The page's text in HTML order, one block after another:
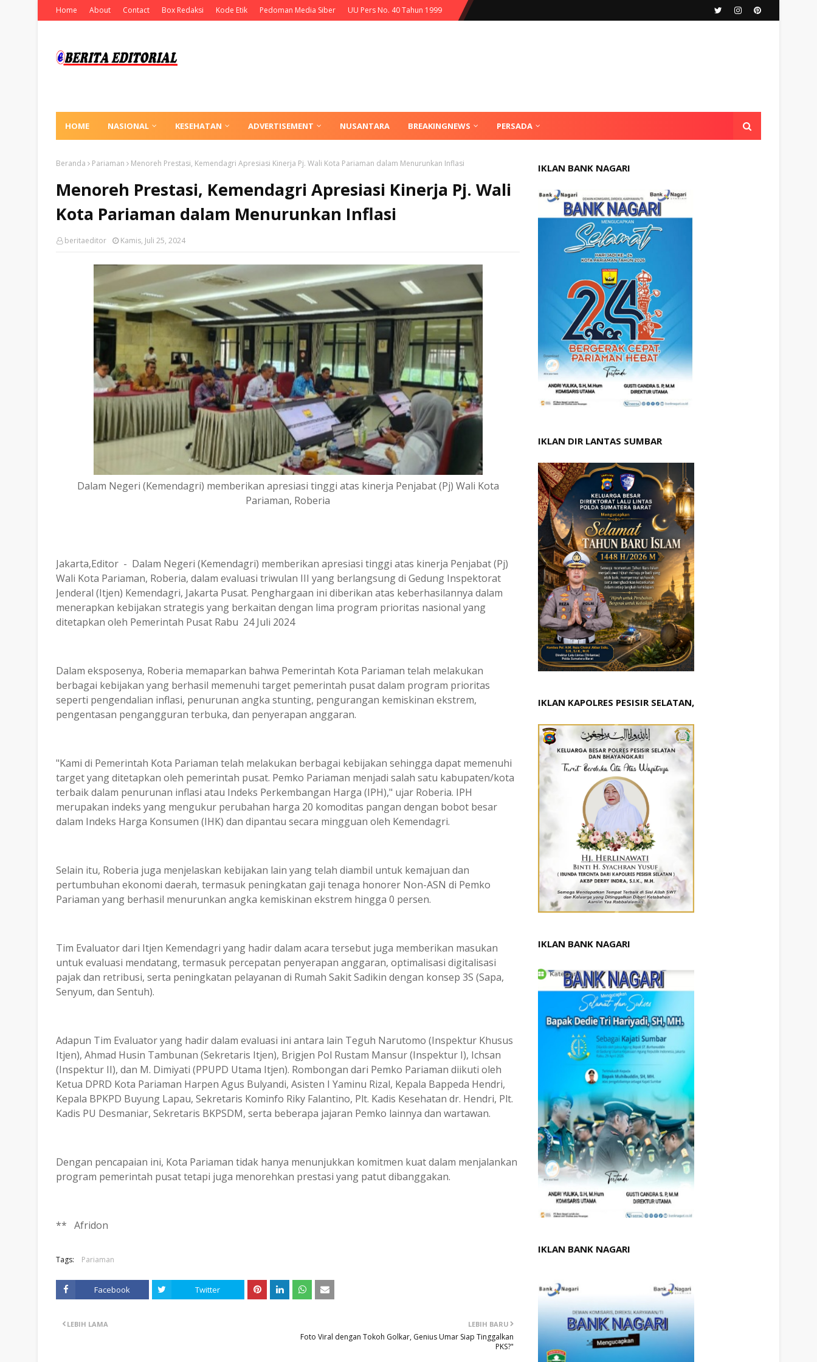
Home About Contact Box Redaksi Kode Etik Pedoman Media Siber UU Pers No. 40 Tahun 1999
HOME NASIONAL KESEHATAN ADVERTISEMENT NUSANTARA BREAKINGNEWS PERSADA
Beranda Pariaman Menoreh Prestasi, Kemendagri Apresiasi Kinerja Pj. Wali Kota Pariaman dalam Menurunkan Inflasi
Menoreh Prestasi, Kemendagri Apresiasi Kinerja Pj. Wali
Kota Pariaman dalam Menurunkan Inflasi
beritaeditor Kamis, Juli 25, 2024
Dalam Negeri (Kemendagri) memberikan apresiasi tinggi atas kinerja Penjabat (Pj) Wali Kota
Pariaman, Roberia
Jakarta,Editor - Dalam Negeri (Kemendagri) memberikan apresiasi tinggi atas kinerja Penjabat (Pj)
Wali Kota Pariaman, Roberia, dalam evaluasi triwulan III yang berlangsung di Gedung Inspektorat
Jenderal (Itjen) Kemendagri, Jakarta Pusat. Penghargaan ini diberikan atas keberhasilannya dalam
menerapkan kebijakan strategis yang berkaitan dengan lima program prioritas nasional yang
ditetapkan oleh Pemerintah Pusat Rabu 24 Juli 2024
Dalam eksposenya, Roberia memaparkan bahwa Pemerintah Kota Pariaman telah melakukan
berbagai kebijakan yang berhasil memenuhi target pemerintah pusat dalam program prioritas
seperti pengendalian inflasi, penurunan angka stunting, pengurangan kemiskinan ekstrem,
pengentasan pengangguran terbuka, dan penyerapan anggaran.
"Kami di Pemerintah Kota Pariaman telah melakukan berbagai kebijakan sehingga dapat memenuhi
target yang ditetapkan oleh pemerintah pusat. Pemko Pariaman menjadi salah satu kabupaten/kota
terbaik dalam penurunan inflasi atau Indeks Perkembangan Harga (IPH)," ujar Roberia. IPH
merupakan indeks yang mengukur perubahan harga 20 komoditas pangan dengan bobot besar
dalam Indeks Harga Konsumen (IHK) dan dipantau secara mingguan oleh Kemendagri.
Selain itu, Roberia juga menjelaskan kebijakan lain yang telah diambil untuk kemajuan dan
pertumbuhan ekonomi daerah, termasuk peningkatan gaji tenaga honorer Non-ASN di Pemko
Pariaman yang berhasil menurunkan angka kemiskinan ekstrem hingga 0 persen.
Tim Evaluator dari Itjen Kemendagri yang hadir dalam acara tersebut juga memberikan masukan
untuk evaluasi mendatang, termasuk percepatan penyerapan anggaran, optimalisasi digitalisasi
pajak dan retribusi, serta peningkatan pelayanan di Rumah Sakit Sadikin dengan konsep 3S (Sapa,
Senyum, dan Sentuh).
Adapun Tim Evaluator yang hadir dalam evaluasi ini antara lain Teguh Narutomo (Inspektur Khusus
Itjen), Ahmad Husin Tambunan (Sekretaris Itjen), Brigjen Pol Rustam Mansur (Inspektur I), Ichsan
(Inspektur II), dan M. Dimiyati (PPUPD Utama Itjen). Rombongan dari Pemko Pariaman diikuti oleh
Ketua DPRD Kota Pariaman Harpen Agus Bulyandi, Asisten I Yaminu Rizal, Kepala Bappeda Hendri,
Kepala BPKPD Buyung Lapau, Sekretaris Kominfo Riky Falantino, Plt. Kadis Kesehatan dr. Hendri, Plt.
Kadis PU Desmaniar, Sekretaris BKPSDM, serta beberapa jajaran Pemko lainnya dan wartawan.
Dengan pencapaian ini, Kota Pariaman tidak hanya menunjukkan komitmen kuat dalam menjalankan
program pemerintah pusat tetapi juga menorehkan prestasi yang patut dibanggakan.
** Afridon
Tags: Pariaman
Facebook Twitter
LEBIH BARU
Foto Viral dengan Tokoh Golkar, Genius Umar Siap Tinggalkan
PKS?"
LEBIH LAMA
IKLAN BANK NAGARI
IKLAN DIR LANTAS SUMBAR
IKLAN KAPOLRES PESISIR SELATAN,
IKLAN BANK NAGARI
IKLAN BANK NAGARI